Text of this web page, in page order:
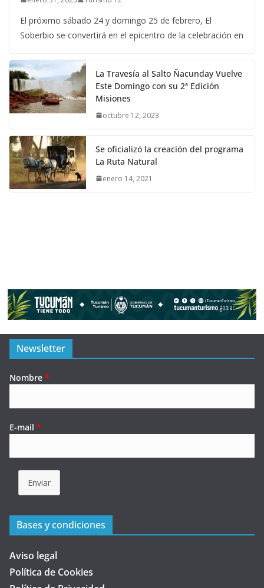
El próximo sábado 24 y domingo 25 de febrero, El
Soberbio se convertirá en el epicentro de la celebración en
La Travesía al Salto Ñacunday Vuelve
Este Domingo con su 2ª Edición
Misiones
octubre 12, 2023
Se oficializó la creación del programa
La Ruta Natural
enero 14, 2021
Newsletter
Nombre *
E-mail *
Enviar
Bases y condiciones
Aviso legal
Política de Cookies